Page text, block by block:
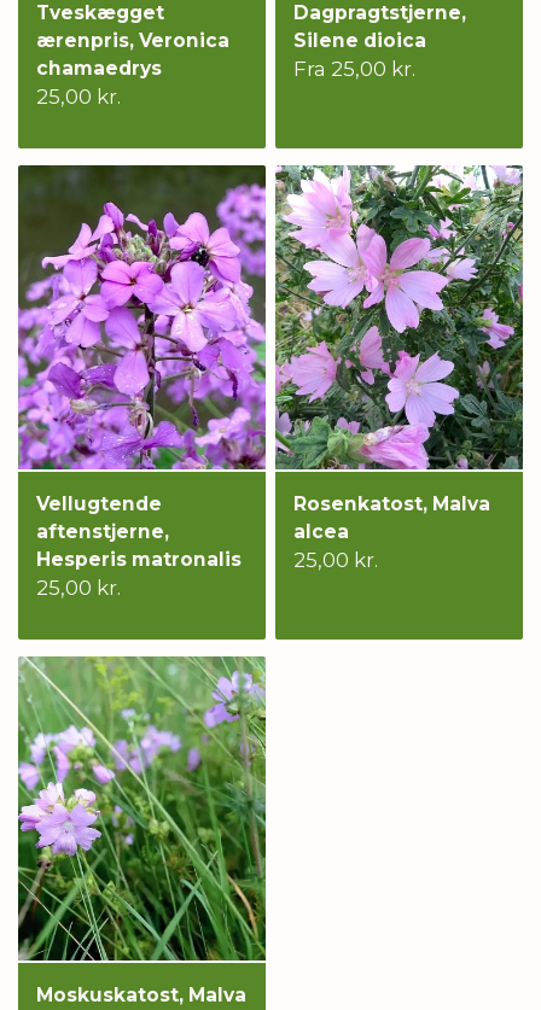
Tveskægget
ærenpris, Veronica
chamaedrys
25,00 kr.
Dagpragtstjerne,
Silene dioica
Fra 25,00 kr.
Vellugtende
aftenstjerne,
Hesperis matronalis
25,00 kr.
Rosenkatost, Malva
alcea
25,00 kr.
Moskuskatost, Malva